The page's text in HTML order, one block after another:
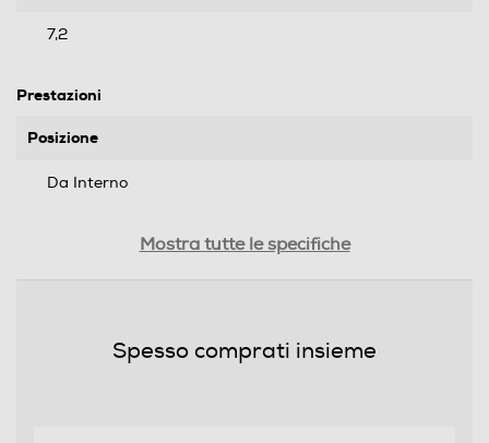
7,2
Prestazioni
Posizione
Da Interno
Mostra tutte le specifiche
Spesso comprati insieme